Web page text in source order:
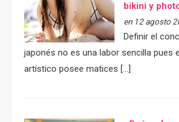
bikini y
en 12 agosto
Definir el
japonés no es una labor sencilla pues
artístico posee matices […]